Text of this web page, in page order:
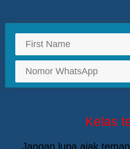
Kelas
Jangan lupa ajak